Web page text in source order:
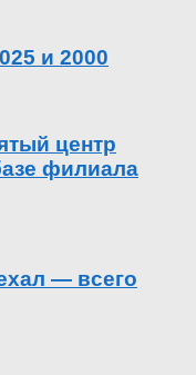
и 2000
центр
филиала
— всего